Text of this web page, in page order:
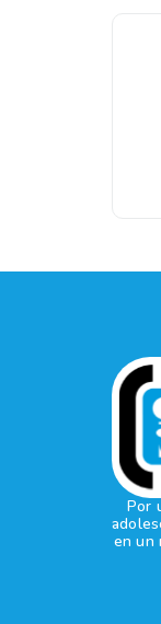
Por
en un